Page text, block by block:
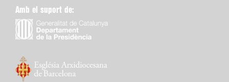
Amb el suport de: